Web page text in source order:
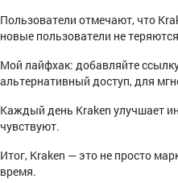
Пользователи отмечают, что
новые пользователи не
Мой лайфхак: добавляйте
альтернативный доступ, для
Каждый день Kraken улучшает
чувствуют.
Итог, Kraken — это не просто
время.